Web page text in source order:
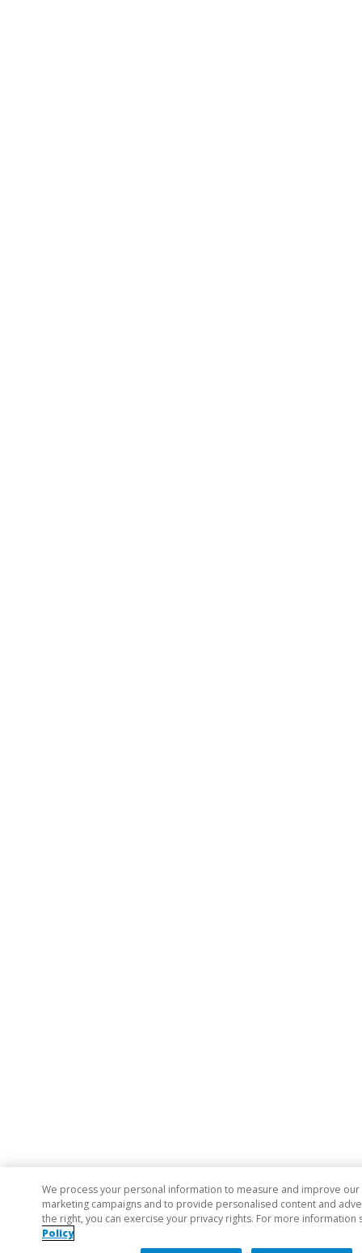
We process your personal information to measure and improve our
marketing campaigns and to provide personalised content and
the right, you can exercise your privacy rights. For more information
Policy